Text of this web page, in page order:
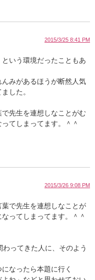
2015/3/25 8:41 PM
いう環境だったこともあ
みがあるほうが断然人気
した。
先生を連想しなことがむ
てしまってます。＾＾
2015/3/26 9:08 PM
で先生を連想しなことが
ってしまってます。＾＾
ってきた人に、そのよう
なったら本題に行く